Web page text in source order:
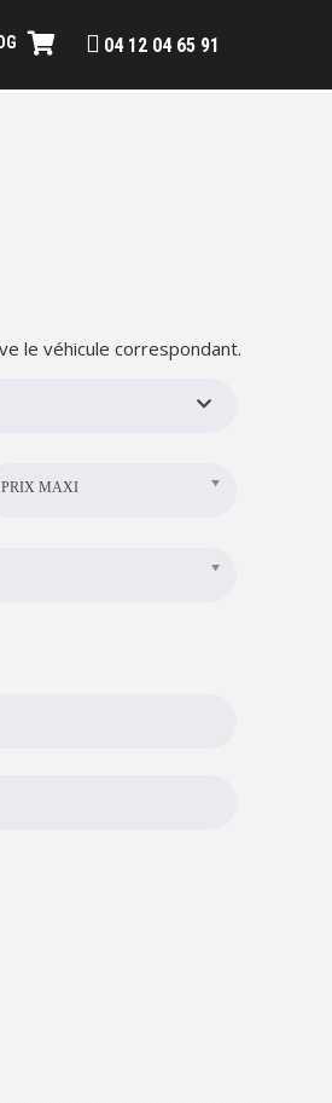
04 12 04 65 91
le véhicule correspondant.
PRIX MAXI